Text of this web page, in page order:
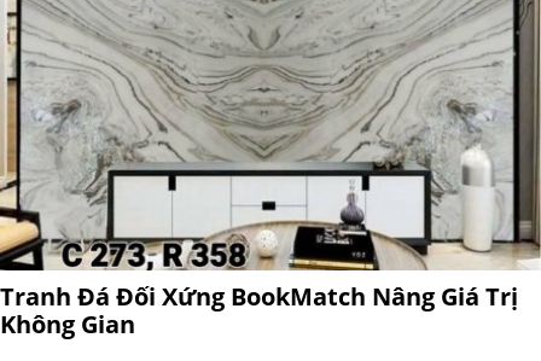
Tranh Đá Đối Xứng BookMatch Nâng Giá Trị
Không Gian